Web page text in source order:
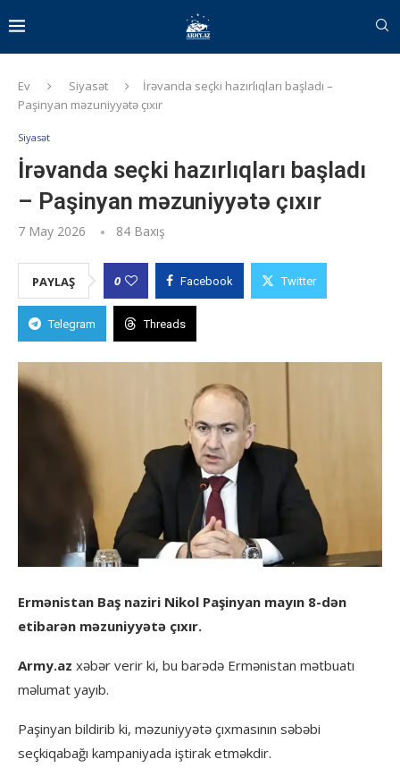
Ev Siyasət
İrəvanda seçki hazırlıqları başladı –
Paşinyan məzuniyyətə çıxır
Siyasət
İrəvanda seçki hazırlıqları başladı
– Paşinyan məzuniyyətə çıxır
7 May 2026 84 Baxış
PAYLAŞ 0 Facebook Twitter
Telegram Threads
Ermənistan Baş naziri Nikol Paşinyan mayın 8-dən
etibarən məzuniyyətə çıxır.
Army.az xəbər verir ki, bu barədə Ermənistan mətbuatı
məlumat yayıb.
Paşinyan bildirib ki, məzuniyyətə çıxmasının səbəbi
seçkiqabağı kampaniyada iştirak etməkdir.